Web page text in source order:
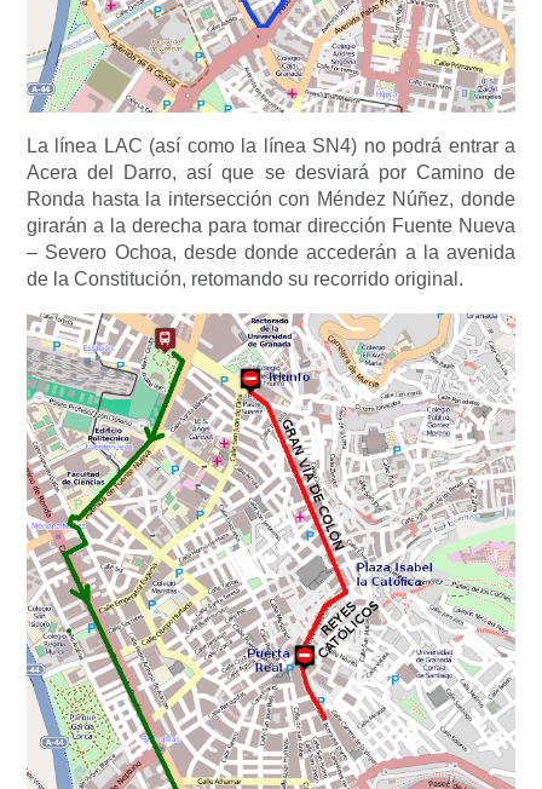
La línea LAC (así como la línea SN4) no podrá entrar a
Acera del Darro, así que se desviará por Camino de
Ronda hasta la intersección con Méndez Núñez, donde
girarán a la derecha para tomar dirección Fuente Nueva
– Severo Ochoa, desde donde accederán a la avenida
de la Constitución, retomando su recorrido original.